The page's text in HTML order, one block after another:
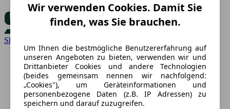
Skoda
Wir verwenden Cookies. Damit Sie
finden, was Sie brauchen.
Um Ihnen die bestmögliche Benutzererfahrung auf
unseren Angeboten zu bieten, verwenden wir und
Drittanbieter Cookies und andere Technologien
(beides gemeinsam nennen wir nachfolgend:
„Cookies"), um Geräteinformationen und
personenbezogene Daten (z.B. IP Adressen) zu
speichern und darauf zuzugreifen.